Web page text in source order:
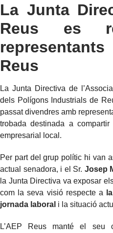
La Junta
Reus es
Reus
La Junta Directiva de
dels Polígons Industrials de
passat divendres amb
trobada destinada a
empresarial local.
Per part del grup polític hi van
actual senadora, i el Sr. Josep
la Junta Directiva va exposar
com la seva visió respecte a
jornada laboral i la situació
L’AEP Reus manté el seu